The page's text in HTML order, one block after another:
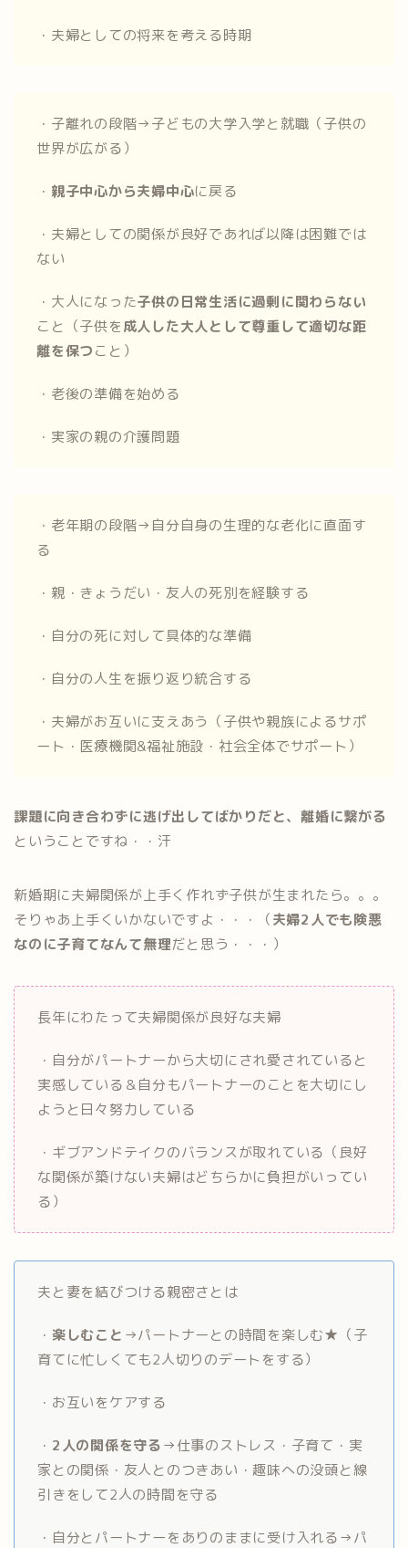
・夫婦としての将来を考える時期
・子離れの段階→子どもの大学入学と就職（子供の
世界が広がる）
・ 親子中心から夫婦中心に戻る
・夫婦としての関係が良好であれば以降は困難では
ない
・大人になった子供の日常生活に過剰に関わらない
こと（子供を成人した大人として尊重して適切な距
離を保つこと）
・老後の準備を始める
・実家の親の介護問題
・老年期の段階→自分自身の生理的な老化に直面す
る
・親・きょうだい・友人の死別を経験する
・自分の死に対して具体的な準備
・自分の人生を振り返り統合する
・夫婦がお互いに支えあう（子供や親族によるサポ
ート・医療機関&福祉施設・社会全体でサポート）
課題に向き合わずに逃げ出してばかりだと、離婚に繋がる
ということですね・・汗
新婚期に夫婦関係が上手く作れず子供が生まれたら。。。
そりゃあ上手くいかないですよ・・・（夫婦2人でも険悪
なのに子育てなんて無理だと思う・・・）
長年にわたって夫婦関係が良好な夫婦
・自分がパートナーから大切にされ愛されていると
実感している＆自分もパートナーのことを大切にし
ようと日々努力している
・ギブアンドテイクのバランスが取れている（良好
な関係が築けない夫婦はどちらかに負担がいってい
る）
夫と妻を結びつける親密さとは
・ 楽しむこと →パートナーとの時間を楽しむ★（子
育てに忙しくても2人切りのデートをする）
・お互いをケアする
・ 2人の関係を守る→仕事のストレス・子育て・実
家との関係・友人とのつきあい・趣味への没頭と線
引きをして2人の時間を守る
・自分とパートナーをありのままに受け入れる→パ